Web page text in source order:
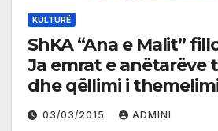
KULTURË
ShKA “Ana e Malit”
Ja emrat e anëtarëve
dhe qëllimi i
03/03/2015 ADMINI